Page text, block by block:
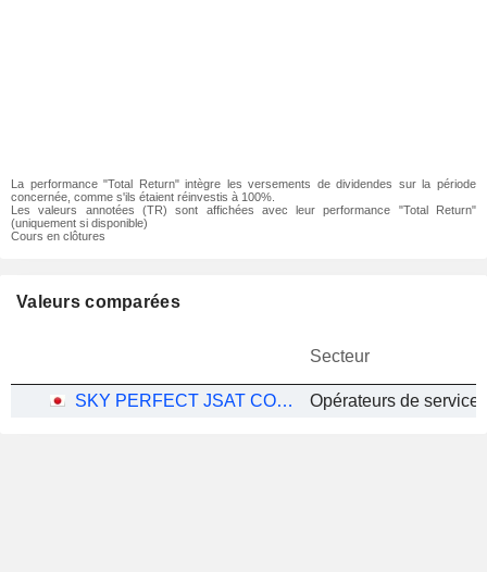
La performance "Total Return" intègre les versements de dividendes sur la période
concernée, comme s'ils étaient réinvestis à 100%.
Les valeurs annotées (TR) sont affichées avec leur performance "Total Return"
(uniquement si disponible)
Cours en clôtures
Valeurs comparées
Secteur
SKY PERFECT JSAT CORPORATION